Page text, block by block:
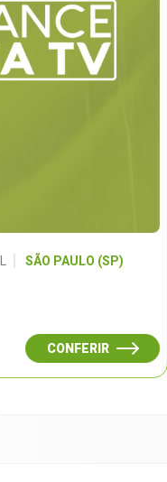
SÃO PAULO (SP)
CONFERIR